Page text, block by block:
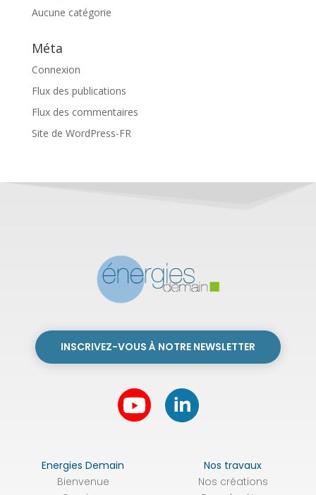
Aucune catégorie
Méta
Connexion
Flux des publications
Flux des commentaires
Site de WordPress-FR
INSCRIVEZ-VOUS À NOTRE NEWSLETTER
Energies Demain
Bienvenue
Nos travaux
Nos créations